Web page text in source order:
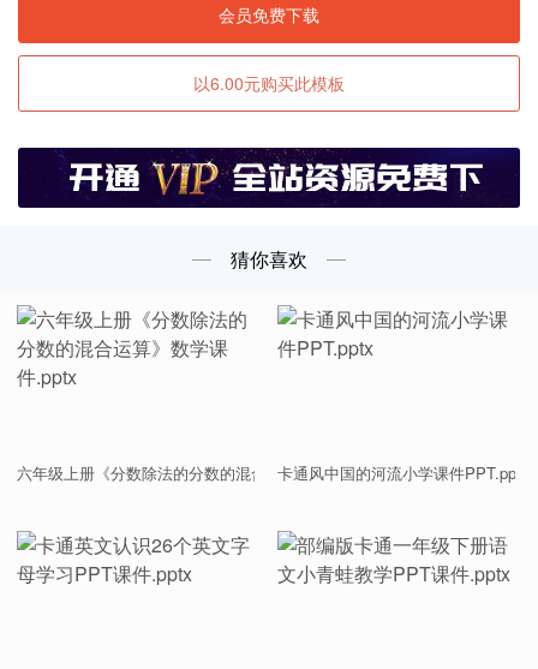
会员免费下载
以6.00元购买此模板
猜你喜欢
六年级上册《分数除法的分数的混合运算》数学课件.pptx
卡通风中国的河流小学课件PPT.pptx